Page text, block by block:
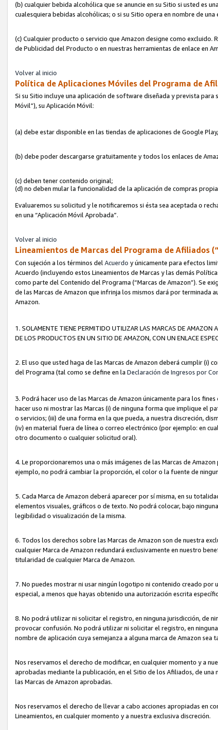
(b) cualquier bebida alcohólica que se anuncie en su Sitio si usted es
cualesquiera bebidas alcohólicas; o si su Sitio opera en nombre de
(c) Cualquier producto o servicio que Amazon designe como excluido.
de Publicidad del Producto o en nuestras herramientas de enlace en
Volver al inicio
Política de Aplicaciones Móviles del Programa de
Si su Sitio incluye una aplicación de software diseñada y prevista
Móvil”), su Aplicación Móvil:
(a) debe estar disponible en las tiendas de aplicaciones de Google
(b) debe poder descargarse gratuitamente y todos los enlaces de
(c) deben tener contenido original;
(d) no deben mular la funcionalidad de la aplicación de compras
Evaluaremos su solicitud y le notificaremos si ésta sea aceptada o
en una “Aplicación Móvil Aprobada”.
Volver al inicio
Lineamientos de Marcas del Programa de Afiliados
Con sujeción a los términos del Acuerdo y únicamente para efectos
Acuerdo (incluyendo estos Lineamientos de Marcas y las demás
como parte del Contenido del Programa (“Marcas de Amazon”). Se
de las Marcas de Amazon que infrinja los mismos dará por terminada
Amazon.
1. SOLAMENTE TIENE PERMITIDO UTILIZAR LAS MARCAS DE
DE LOS PRODUCTOS EN UN SITIO DE AMAZON, CON UN ENLACE
2. El uso que usted haga de las Marcas de Amazon deberá cumplir (i)
del Programa (tal como se define en la Declaración de Ingresos por
3. Podrá hacer uso de las Marcas de Amazon únicamente para los
hacer uso ni mostrar las Marcas (i) de ninguna forma que implique el
o servicios; (iii) de una forma en la que pueda, a nuestra discreción,
(iv) en material fuera de línea o correo electrónico (por ejemplo: en
otro documento o cualquier solicitud oral).
4. Le proporcionaremos una o más imágenes de las Marcas de
ejemplo, no podrá cambiar la proporción, el color o la fuente de
5. Cada Marca de Amazon deberá aparecer por sí misma, en su
elementos visuales, gráficos o de texto. No podrá colocar, bajo
legibilidad o visualización de la misma.
6. Todos los derechos sobre las Marcas de Amazon son de nuestra
cualquier Marca de Amazon redundará exclusivamente en nuestro
titularidad de cualquier Marca de Amazon.
7. No puedes mostrar ni usar ningún logotipo ni contenido creado por
especial, a menos que hayas obtenido una autorización escrita
8. No podrá utilizar ni solicitar el registro, en ninguna jurisdicción, de
provocar confusión. No podrá utilizar ni solicitar el registro, en
nombre de aplicación cuya semejanza a alguna marca de Amazon
Nos reservamos el derecho de modificar, en cualquier momento y a
aprobadas mediante la publicación, en el Sitio de los Afiliados, de
las Marcas de Amazon aprobadas.
Nos reservamos el derecho de llevar a cabo acciones apropiadas en
Lineamientos, en cualquier momento y a nuestra exclusiva discreción.